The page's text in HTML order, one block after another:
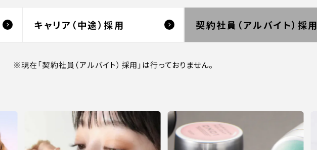
キャリア（中途）採用 契約社員（アルバイト）採用
※現在「契約社員（アルバイト）採用」は行っておりません。